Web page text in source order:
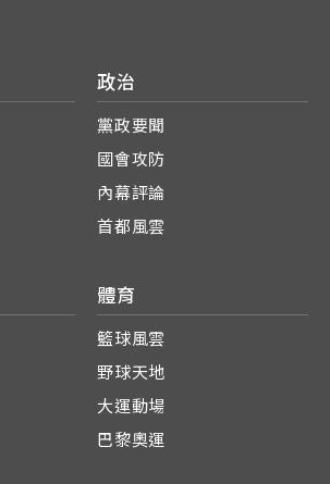
政治
黨政要聞
國會攻防
內幕評論
首都風雲
體育
籃球風雲
野球天地
大運動場
巴黎奧運